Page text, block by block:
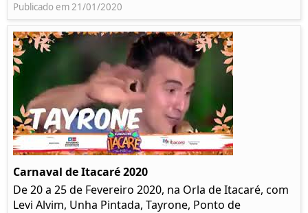
Publicado em 21/01/2020
Carnaval de Itacaré 2020
De 20 a 25 de Fevereiro 2020, na Orla de Itacaré, com
Levi Alvim, Unha Pintada, Tayrone, Ponto de